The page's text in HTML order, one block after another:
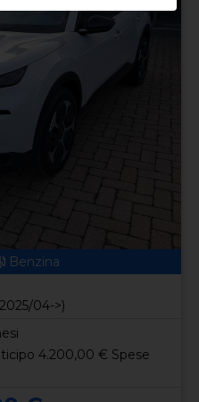
Benzina
04->)
4.200,00 € Spese